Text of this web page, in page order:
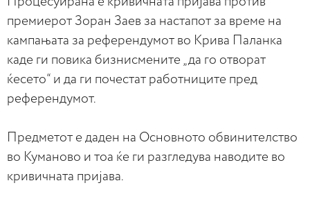
премиерот Зоран Заев за настапот за време на
кампањата за референдумот во Крива Паланка
каде ги повика бизнисмените „да го отворат
ќесето“ и да ги почестат работниците пред
референдумот.
Предметот е даден на Основното обвинителство
во Куманово и тоа ќе ги разгледува наводите во
кривичната пријава.